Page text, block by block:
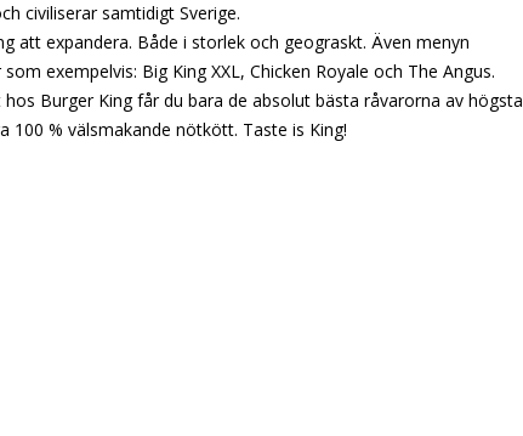
civiliserar samtidigt Sverige.
expandera. Både i storlek och geografiskt. Även menyn
exempelvis: Big King XXL, Chicken Royale och The Angus.
Burger King får du bara de absolut bästa råvarorna av högsta
100 % välsmakande nötkött. Taste is King!